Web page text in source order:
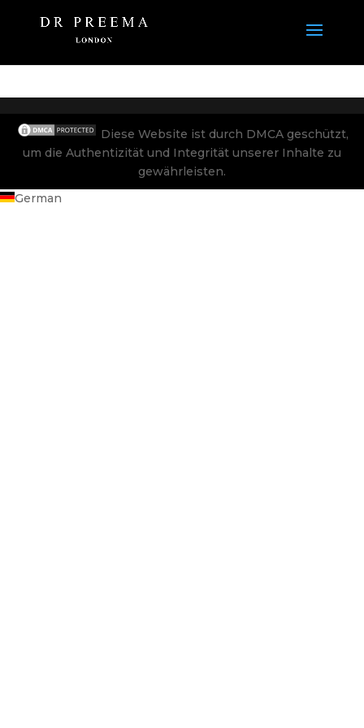
Diese Website ist durch DMCA geschützt,
um die Authentizität und Integrität unserer Inhalte zu
gewährleisten.
German